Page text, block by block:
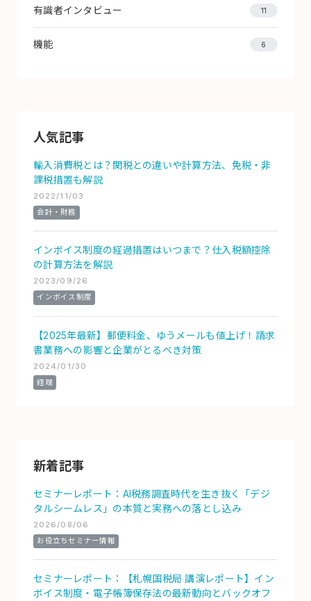
有識者インタビュー 11
機能 6
人気記事
輸入消費税とは？関税との違いや計算方法、免税・非
課税措置も解説
2022/11/03
会計・財務
インボイス制度の経過措置はいつまで？仕入税額控除
の計算方法を解説
2023/09/26
インボイス制度
【2025年最新】郵便料金、ゆうメールも値上げ！請求
書業務への影響と企業がとるべき対策
2024/01/30
経理
新着記事
セミナーレポート：AI税務調査時代を生き抜く「デジ
タルシームレス」の本質と実務への落とし込み
2026/08/06
お役立ちセミナー情報
セミナーレポート：【札幌国税局 講演レポート】イン
ボイス制度・電子帳簿保存法の最新動向とバックオフ